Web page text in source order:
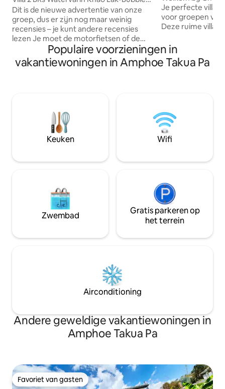
Jacuzzi
Dit is de nieuwe advertentie van onze
groep, dus er zijn nog maar weinig
recensies – je kunt andere recensies
lezen Je moet de motorfietsen of de
auto huren om in deze villa te verblijven.
We hebben alleen in het hoogseizoen
een gratis pendeldienst naar ons hotel
sereniteit van de natuur ontmoet. Dit
prachtige huis biedt de perfecte mix van
ontspanning en plezier, waardoor het
een ideale plek is voor
Je perfecte villa
voor groepen van
Deze ruime villa
ALLEMAAL)- elk
woonkamer en 1
voor je groep.
twee gezinnen
koppels die op
ontspannen uitje.
Populaire voorzieningen in
vakantiewoningen in Amphoe Takua Pa
Keuken Wifi
Zwembad
Gratis parkeren op
het terrein
Airconditioning
Andere geweldige vakantiewoningen in
Amphoe Takua Pa
Favoriet van gasten
Favoriet van gasten